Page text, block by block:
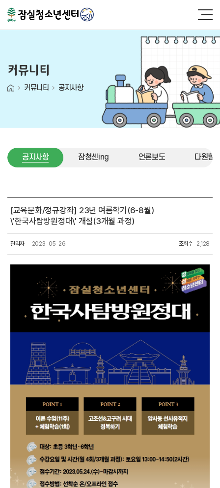
커뮤니티
커뮤니티 공지사항
공지사항 잠청센ing 언론보도 다원함
[교육문화/정규강좌] 23년 여름학기(6-8월)
\'한국사탐방원정대\' 개설(3개월 과정)
관리자 2023-05-26 조회수 2,128